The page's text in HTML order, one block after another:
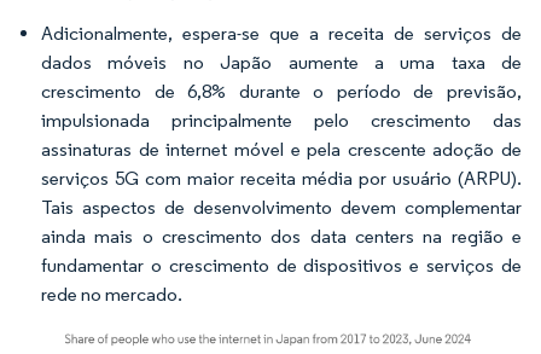
Adicionalmente, espera-se que a receita de serviços de
dados móveis no Japão aumente a uma taxa de
crescimento de 6,8% durante o período de previsão,
impulsionada principalmente pelo crescimento das
assinaturas de internet móvel e pela crescente adoção de
serviços 5G com maior receita média por usuário (ARPU).
Tais aspectos de desenvolvimento devem complementar
ainda mais o crescimento dos data centers na região e
fundamentar o crescimento de dispositivos e serviços de
rede no mercado.